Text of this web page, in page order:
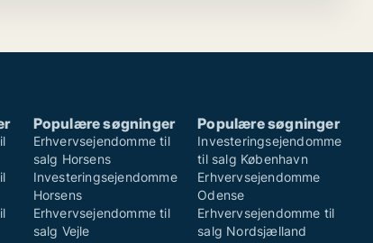
Populære søgninger
Erhvervsejendomme til
salg Horsens
Investeringsejendomme
Horsens
Erhvervsejendomme til
salg Vejle
Populære søgninger
Investeringsejendomme
til salg København
Erhvervsejendomme
Odense
Erhvervsejendomme til
salg Nordsjælland